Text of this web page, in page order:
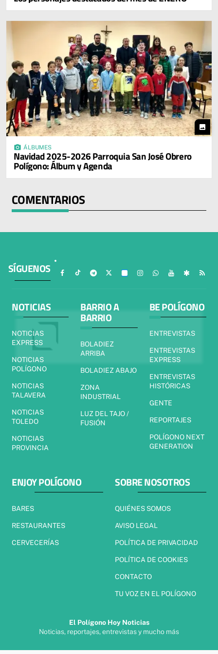
photo
photo_camera ÁLBUMES
Navidad 2025-2026 Parroquia San José Obrero
Polígono: Álbum y Agenda
COMENTARIOS
SÍGUENOS
NOTICIAS
NOTICIAS
EXPRESS
NOTICIAS
POLÍGONO
NOTICIAS
TALAVERA
NOTICIAS
TOLEDO
NOTICIAS
PROVINCIA
BARRIO A
BARRIO
BOLADIEZ
ARRIBA
BOLADIEZ ABAJO
ZONA
INDUSTRIAL
LUZ DEL TAJO /
FUSIÓN
BE POLÍGONO
ENTREVISTAS
ENTREVISTAS
EXPRESS
ENTREVISTAS
HISTÓRICAS
GENTE
REPORTAJES
POLÍGONO NEXT
GENERATION
ENJOY POLÍGONO
BARES
RESTAURANTES
CERVECERÍAS
SOBRE NOSOTROS
QUIÉNES SOMOS
AVISO LEGAL
POLÍTICA DE PRIVACIDAD
POLÍTICA DE COOKIES
CONTACTO
TU VOZ EN EL POLÍGONO
El Polígono Hoy Noticias
Noticias, reportajes, entrevistas y mucho más